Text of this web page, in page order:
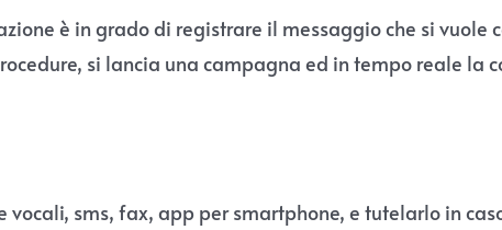
è in grado di registrare il messaggio che si vuole
si lancia una campagna ed in tempo reale la
sms, fax, app per smartphone, e tutelarlo in